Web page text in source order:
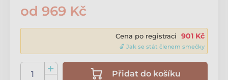
od 969 Kč
Cena po registraci 901 Kč
🔓 Jak se stát členem smečky
Přidat do košíku